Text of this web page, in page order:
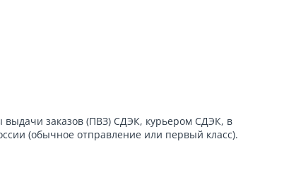
выдачи заказов (ПВЗ) СДЭК, курьером СДЭК, в
(обычное отправление или первый класс).